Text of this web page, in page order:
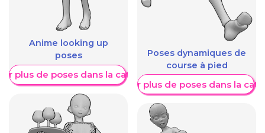
Anime looking up
poses
plus de poses dans la catégorie
Poses dynamiques de
course à pied
Afficher plus de poses dans la